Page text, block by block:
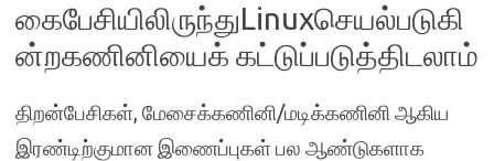
கைபேசியிலிருந்துLinuxசெயல்படுகி
ன்றகணினியைக் கட்டுப்படுத்திடலாம்
திறன்பேசிகள், மேசைக்கணினி/மடிக்கணினி ஆகிய
இரண்டிற்குமான இணைப்புகள் பல ஆண்டுகளாக